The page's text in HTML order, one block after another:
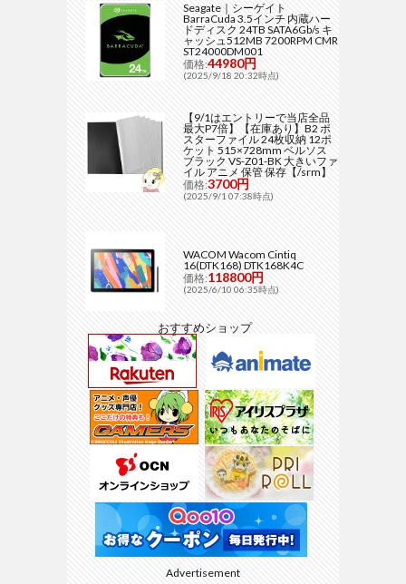
Seagate｜シーゲイト
BarraCuda 3.5インチ 内蔵ハー
ドディスク 24TB SATA6Gb/s キ
ャッシュ512MB 7200RPM CMR
ST24000DM001
価格:44980円
(2025/9/18 20:32時点)
【9/1はエントリーで当店全品
最大P7倍】【在庫あり】B2 ポ
スターファイル 24枚収納 12ポ
ケット 515×728mm ベルソス
ブラック VS-Z01-BK 大きいファ
イル アニメ 保管 保存【/srm】
価格:3700円
(2025/9/1 07:38時点)
WACOM Wacom Cintiq
16(DTK168) DTK168K4C
価格:118800円
(2025/6/10 06:35時点)
おすすめショップ
Advertisement